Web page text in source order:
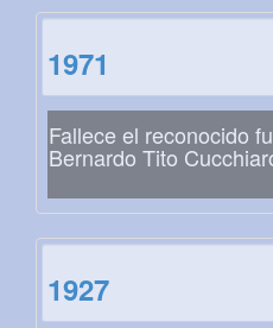
1971
Fallece el reconocido
Bernardo Tito
1927